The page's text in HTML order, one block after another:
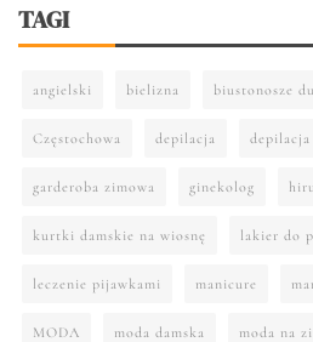
TAGI
angielski bielizna biustonosze
Częstochowa depilacja
garderoba zimowa ginekolog
kurtki damskie na wiosnę lakier do
leczenie pijawkami manicure
MODA moda damska moda na